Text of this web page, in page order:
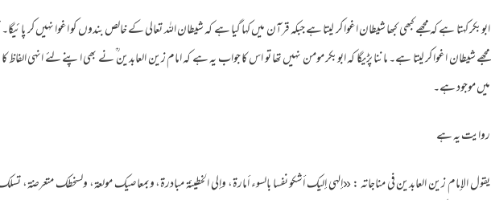
ابوبکر کہتا ہے کہ مجھے کبھی کبھا شیطان اغوا کر لیتا ہے جبکہ قرآن میں کہا گیا ہے کہ شیطان اللہ تعالی کے خالص بندوں‌ کو اغوا نہیں‌ کر پائیگا۔
مجھے شیطان اغوا کر لیتا ہے۔ ماننا پڑیگا کہ ابوبکر مومن نہیں تھا تو اس کا جواب یہ ہے کہ امام زین العابدین ؒ نے بھی اپنے لئے انہی
میں موجود ہے۔
روایت یہ ہے
يقول الإمام زين العابدين في مناجاته : «إلهي إليك أشكو نفسا بالسوء أمارة، وإلى الخطيئة مبادرة، وبمعاصيك مولعة، ولسخطك متعرضة،